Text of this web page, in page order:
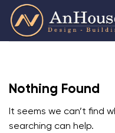
Skip
content
Nothing Found
It seems we can’t find
searching can help.